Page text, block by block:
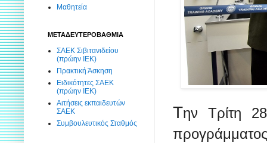
Την Τρίτη
Μαθητεία
ΜΕΤΑΔΕΥΤΕΡΟΒΑΘΜΙΑ
ΣΑΕΚ Σιβιτανιδείου
(πρώην ΙΕΚ)
Πρακτική Άσκηση
Ειδικότητες ΣΑΕΚ
(πρώην ΙΕΚ)
Αιτήσεις εκπαιδευτών
ΣΑΕΚ
Συμβουλευτικός Σταθμός